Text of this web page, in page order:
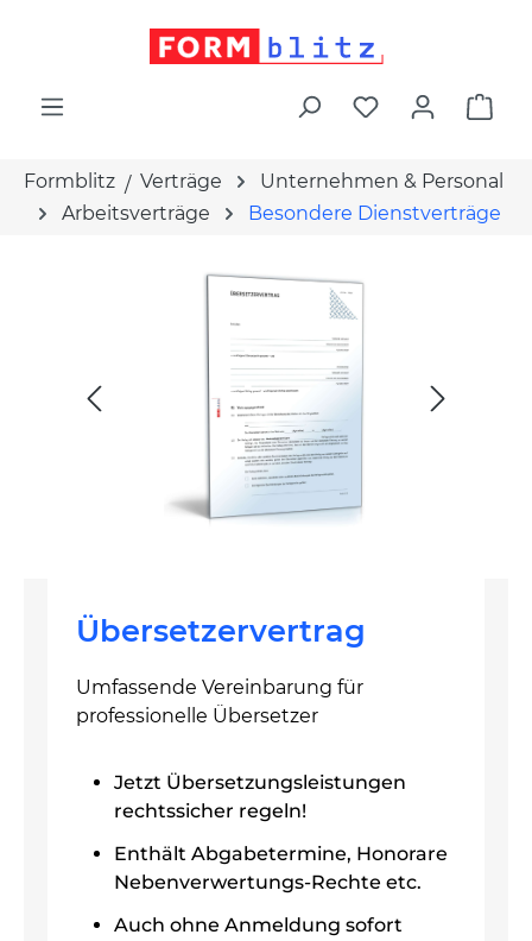
Formblitz Verträge
Unternehmen & Personal
Arbeitsverträge
Besondere Dienstverträge
Übersetzervertrag
Umfassende Vereinbarung für
professionelle Übersetzer
Jetzt Übersetzungsleistungen
rechtssicher regeln!
Enthält Abgabetermine, Honorare
Nebenverwertungs-Rechte etc.
Auch ohne Anmeldung sofort